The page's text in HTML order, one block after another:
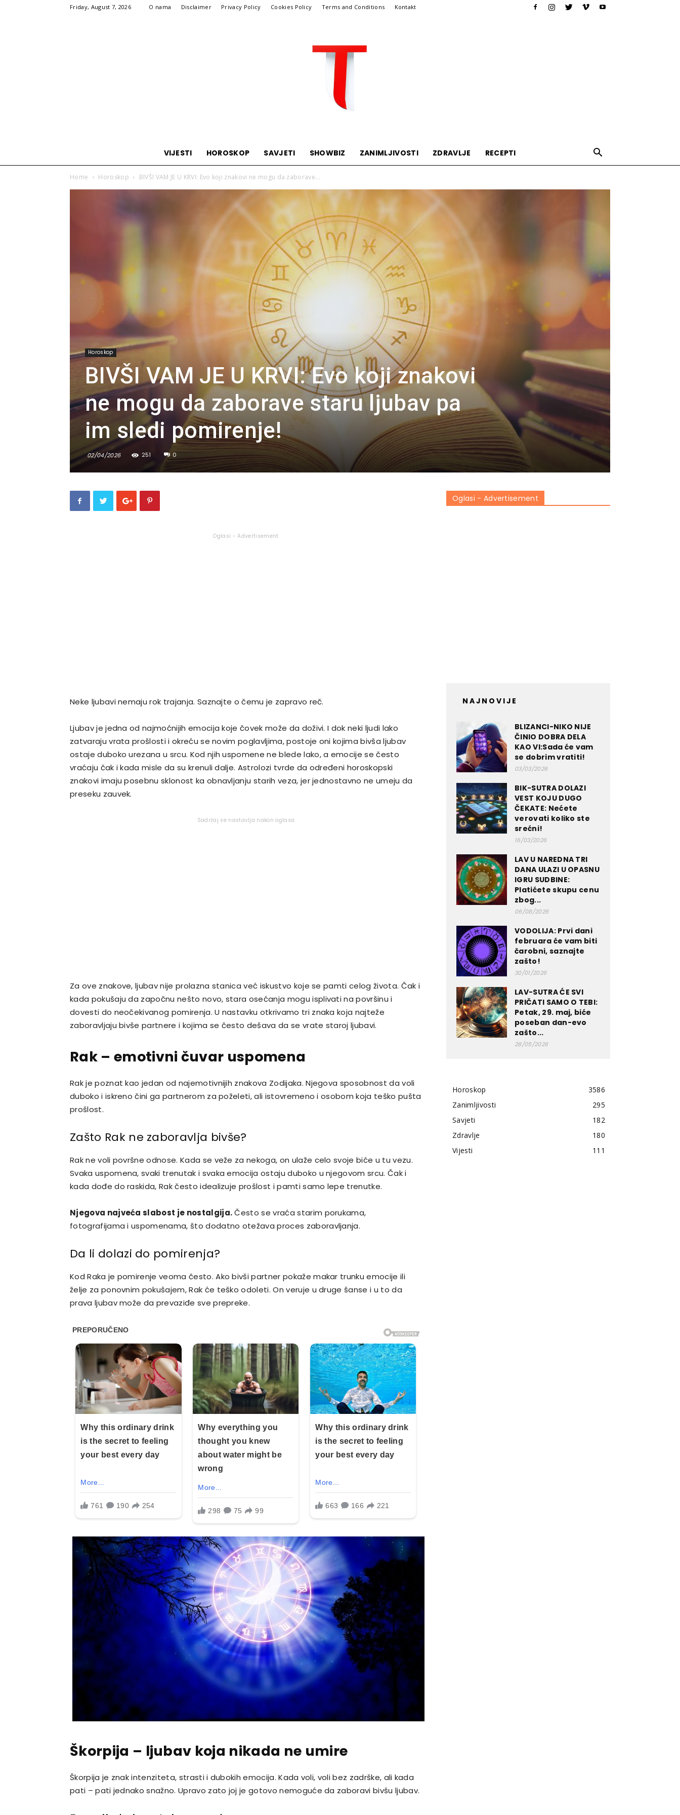
Friday, August 7, 2026 O nama Disclaimer Privacy Policy Cookies Policy Terms and Conditions Kontakt
Portal
VIJESTI HOROSKOP SAVJETI SHOWBIZ ZANIMLJIVOSTI ZDRAVLJE RECEPTI
Home Horoskop BIVŠI VAM JE U KRVI: Evo koji znakovi ne mogu da zaborave...
Horoskop
BIVŠI VAM JE U KRVI: Evo koji znakovi
ne mogu da zaborave staru ljubav pa
im sledi pomirenje!
02/04/2026 251 0
Oglasi - Advertisement
Neke ljubavi nemaju rok trajanja. Saznajte o čemu je zapravo reč.
Ljubav je jedna od najmoćnijih emocija koje čovek može da doživi. I dok neki ljudi lako
zatvaraju vrata prošlosti i okreću se novim poglavljima, postoje oni kojima bivša ljubav
ostaje duboko urezana u srcu. Kod njih uspomene ne blede lako, a emocije se često
vraćaju čak i kada misle da su krenuli dalje. Astrolozi tvrde da određeni horoskopski
znakovi imaju posebnu sklonost ka obnavljanju starih veza, jer jednostavno ne umeju da
preseku zauvek.
Sadržaj se nastavlja nakon oglasa
Za ove znakove, ljubav nije prolazna stanica već iskustvo koje se pamti celog života. Čak i
kada pokušaju da započnu nešto novo, stara osećanja mogu isplivati na površinu i
dovesti do neočekivanog pomirenja. U nastavku otkrivamo tri znaka koja najteže
zaboravljaju bivše partnere i kojima se često dešava da se vrate staroj ljubavi.
Rak – emotivni čuvar uspomena
Rak je poznat kao jedan od najemotivnijih znakova Zodijaka. Njegova sposobnost da voli
duboko i iskreno čini ga partnerom za poželeti, ali istovremeno i osobom koja teško pušta
prošlost.
Zašto Rak ne zaboravlja bivše?
Rak ne voli površne odnose. Kada se veže za nekoga, on ulaže celo svoje biće u tu vezu.
Svaka uspomena, svaki trenutak i svaka emocija ostaju duboko u njegovom srcu. Čak i
kada dođe do raskida, Rak često idealizuje prošlost i pamti samo lepe trenutke.
Njegova najveća slabost je nostalgija.Često se vraća starim porukama,
fotografijama i uspomenama, što dodatno otežava proces zaboravljanja.
Da li dolazi do pomirenja?
Kod Raka je pomirenje veoma često. Ako bivši partner pokaže makar trunku emocije ili
želje za ponovnim pokušajem, Rak će teško odoleti. On veruje u druge šanse i u to da
prava ljubav može da prevaziđe sve prepreke.
Škorpija – ljubav koja nikada ne umire
Škorpija je znak intenziteta, strasti i dubokih emocija. Kada voli, voli bez zadrške, ali kada
pati – pati jednako snažno. Upravo zato joj je gotovo nemoguće da zaboravi bivšu ljubav.
Oglasi - Advertisement
NAJNOVIJE
BLIZANCI-NIKO NIJE
ČINIO DOBRA DELA
KAO VI:Sada će vam
se dobrim vratiti!
03/03/2026
BIK-SUTRA DOLAZI
VEST KOJU DUGO
ČEKATE: Nećete
verovati koliko ste
srećni!
16/03/2026
LAV U NAREDNA TRI
DANA ULAZI U OPASNU
IGRU SUDBINE:
Platićete skupu cenu
zbog...
06/08/2026
VODOLIJA: Prvi dani
februara će vam biti
čarobni, saznajte
zašto!
30/01/2026
LAV-SUTRA ĆE SVI
PRIČATI SAMO O TEBI:
Petak, 29. maj, biće
poseban dan-evo
zašto...
28/05/2026
Horoskop
3586
Zanimljivosti
295
Savjeti
182
Zdravlje
180
Vijesti
111